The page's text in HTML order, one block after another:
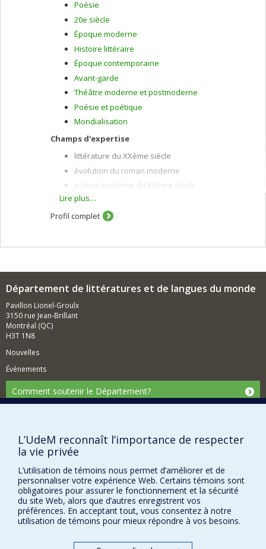
Poésie
20e siècle
Époque moderne
Histoire littéraire
Époque contemporaine
Avant-garde
Théâtre moderne et postmoderne
Poésie et poétique
Mondialisation
Champs d'expertise
littérature du XXème siècle
évolution du roman moderne
poésie moderne du XXème siècle
histoire des avant-gardes
théâtre moderne et postmoderne.
Lire plus…
Profil complet
Département de littératures et de langues du monde
Pavillon Lionel-Groulx
3150 rue Jean-Brillant
Montréal (QC)
H3T 1N8
Nouvelles
Événements
Comment soutenir le Département?
Signaler une erreur
FACULTÉ DES ARTS ET DES SCIENCES
Nos départements et écoles
Nos centres d'études
L’UdeM reconnaît l’importance de respecter
la vie privée
L’utilisation de témoins nous permet d’améliorer et de
personnaliser votre expérience Web. Certains témoins sont
obligatoires pour assurer le fonctionnement et la sécurité
du site Web, alors que d’autres enregistrent vos
préférences. En acceptant tout, vous consentez à notre
utilisation de témoins pour mieux répondre à vos besoins.